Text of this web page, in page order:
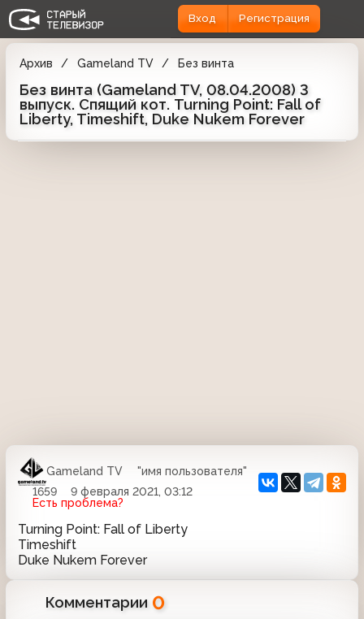
Вход Регистрация
Архив Gameland TV Без винта
Без винта (Gameland TV, 08.04.2008) 3
выпуск. Спящий кот. Turning Point: Fall of
Liberty, Timeshift, Duke Nukem Forever
Gameland TV
"имя пользователя"
1659
9 февраля 2021, 03:12
Есть проблема?
Turning Point: Fall of Liberty
Timeshift
Duke Nukem Forever
Комментарии 0